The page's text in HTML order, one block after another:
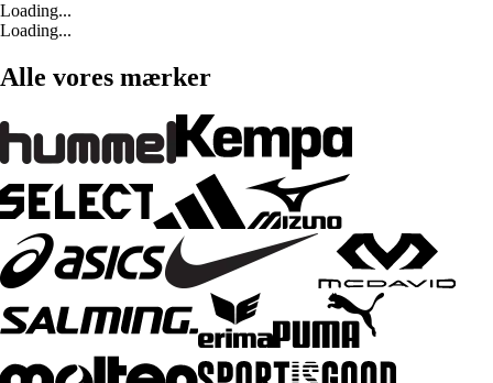
Loading...
Loading...
Alle vores mærker